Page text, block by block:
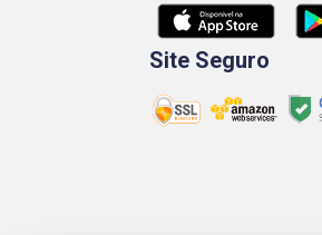
Site Seguro